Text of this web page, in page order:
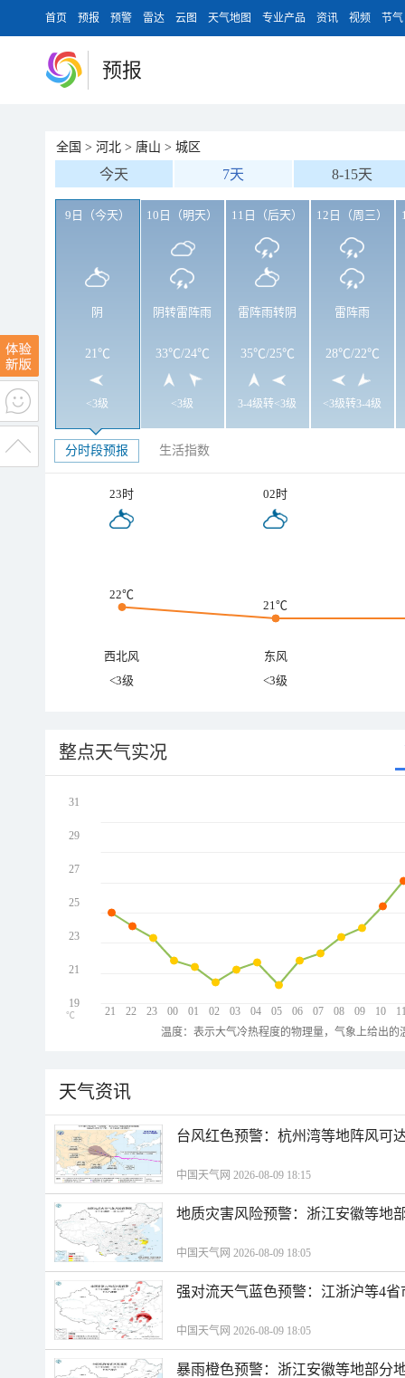
首页 预报 预警 雷达 云图 天气地图 专业产品 资讯 视频 节气
预报
全国 > 河北 > 唐山 > 城区
今天 7天 8-15天
9日（今天）
阴
21℃
<3级
10日（明天）
阴转雷阵雨
33℃/24℃
<3级
11日（后天）
雷阵雨转阴
35℃/25℃
3-4级转<3级
12日（周三）
雷阵雨
28℃/22℃
<3级转3-4级
分时段预报 生活指数
23时 02时
22℃
21℃
西北风
东风
<3级
<3级
整点天气实况
21 22 23 00 01 02 03 04 05 06 07 08 09 10
31
29
27
25
23
21
19
℃
温度：表示大气冷热程度的物理量，气象上给出
天气资讯
台风红色预警：杭州湾等地阵风可
中国天气网 2026-08-09 18:15
地质灾害风险预警：浙江安徽等地
中国天气网 2026-08-09 18:05
强对流天气蓝色预警：江浙沪等4
中国天气网 2026-08-09 18:05
暴雨橙色预警：浙江安徽等地部分